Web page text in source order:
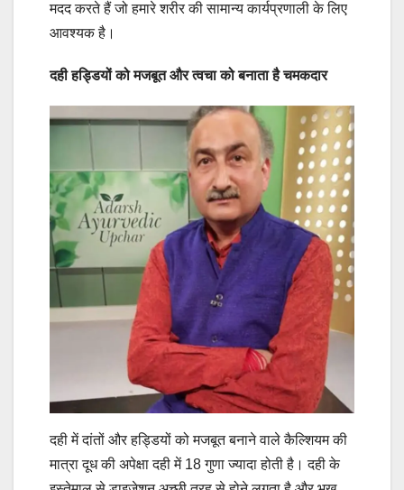
मदद करते हैं जो हमारे शरीर की सामान्य कार्यप्रणाली के लिए
आवश्यक है।
दही हड्डियों को मजबूत और त्वचा को बनाता है चमकदार
दही में दांतों और हड्डियों को मजबूत बनाने वाले कैल्शियम की
मात्रा दूध की अपेक्षा दही में 18 गुणा ज्यादा होती है। दही के